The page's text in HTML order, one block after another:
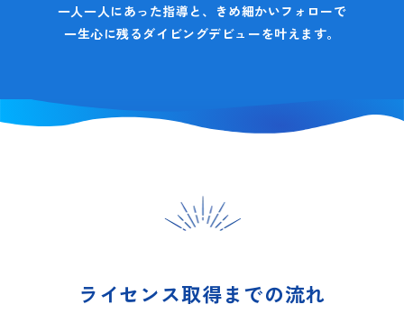
一人一人にあった指導と、きめ細かいフォローで
一生心に残るダイビングデビューを叶えます。
ライセンス取得までの流れ